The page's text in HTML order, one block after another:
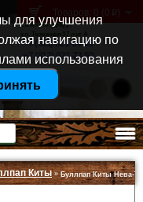
Санкт-Петербург
ул. Тележная 37 лит А
+7 (911) 021-04-08
+7 (812) 921-73-50
Товаров: 0 (0 p )
Киты» Буллпап Киты Нева-
для улучшения
навигацию по
использования